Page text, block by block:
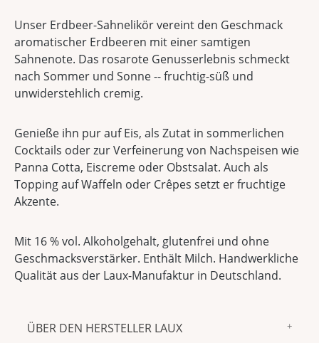
ÜBER DEN HERSTELLER LAUX
Unser Erdbeer-Sahnelikör vereint den Geschmack
aromatischer Erdbeeren mit einer samtigen
Sahnenote. Das rosarote Genusserlebnis schmeckt
nach Sommer und Sonne -- fruchtig-süß und
unwiderstehlich cremig.
Genieße ihn pur auf Eis, als Zutat in sommerlichen
Cocktails oder zur Verfeinerung von Nachspeisen wie
Panna Cotta, Eiscreme oder Obstsalat. Auch als
Topping auf Waffeln oder Crêpes setzt er fruchtige
Akzente.
Mit 16 % vol. Alkoholgehalt, glutenfrei und ohne
Geschmacksverstärker. Enthält Milch. Handwerkliche
Qualität aus der Laux-Manufaktur in Deutschland.